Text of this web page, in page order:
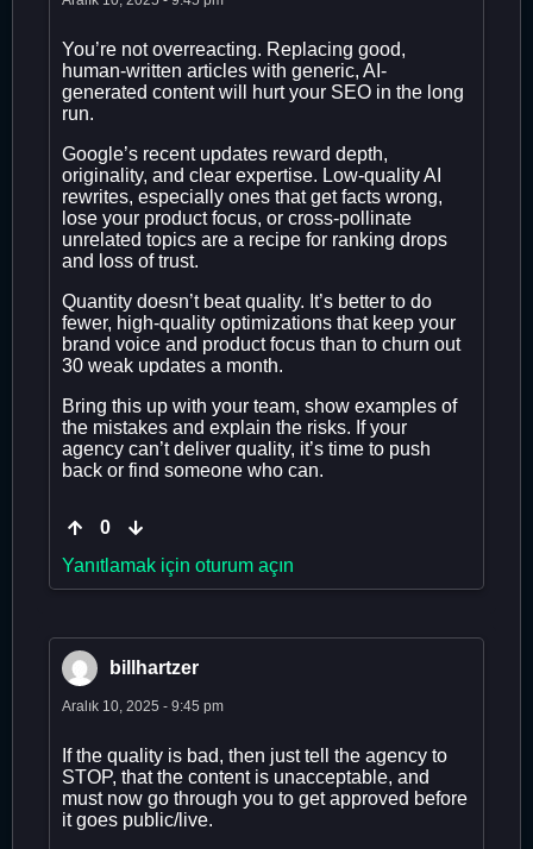
You’re not overreacting. Replacing good,
human-written articles with generic, AI-
generated content will hurt your SEO in the long
run.
Google’s recent updates reward depth,
originality, and clear expertise. Low-quality AI
rewrites, especially ones that get facts wrong,
lose your product focus, or cross-pollinate
unrelated topics are a recipe for ranking drops
and loss of trust.
Quantity doesn’t beat quality. It’s better to do
fewer, high-quality optimizations that keep your
brand voice and product focus than to churn out
30 weak updates a month.
Bring this up with your team, show examples of
the mistakes and explain the risks. If your
agency can’t deliver quality, it’s time to push
back or find someone who can.
0
Yanıtlamak için oturum açın
billhartzer
Aralık 10, 2025 - 9:45 pm
If the quality is bad, then just tell the agency to
STOP, that the content is unacceptable, and
must now go through you to get approved before
it goes public/live.